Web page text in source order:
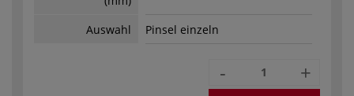
Auswahl Pinsel einzeln
- +